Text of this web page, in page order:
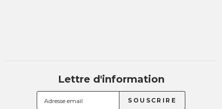
Lettre d'information